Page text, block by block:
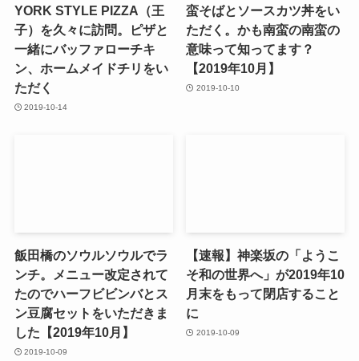
YORK STYLE PIZZA（王
子）を久々に訪問。ピザと
一緒にバッファローチキ
ン、ホームメイドチリをい
ただく
2019-10-14
蛮そばとソースカツ丼をい
ただく。かも南蛮の南蛮の
意味って知ってます？
【2019年10月】
2019-10-10
飯田橋のソウルソウルでラ
ンチ。メニュー改定されて
たのでハーフビビンバとス
ン豆腐セットをいただきま
した【2019年10月】
2019-10-09
【速報】神楽坂の「ようこ
そ和の世界へ」が2019年10
月末をもって閉店すること
に
2019-10-09